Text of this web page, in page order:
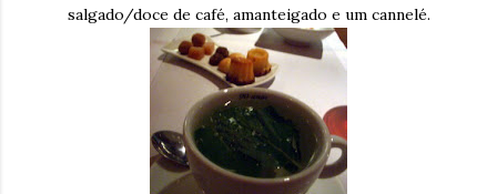
salgado/doce de café, amanteigado e um cannelé.